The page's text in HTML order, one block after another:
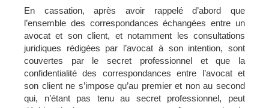
En cassation, après avoir rappelé d’abord que
l’ensemble des correspondances échangées entre un
avocat et son client, et notamment les consultations
juridiques rédigées par l’avocat à son intention, sont
couvertes par le secret professionnel et que la
confidentialité des correspondances entre l’avocat et
son client ne s’impose qu’au premier et non au second
qui, n’étant pas tenu au secret professionnel, peut